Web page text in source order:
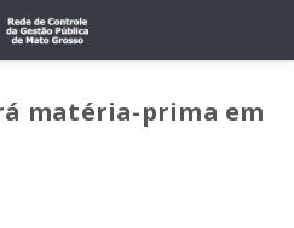
matéria-prima em